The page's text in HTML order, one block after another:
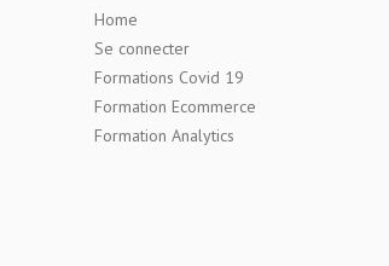
Home
Se connecter
Formations Covid 19
Formation Ecommerce
Formation Analytics